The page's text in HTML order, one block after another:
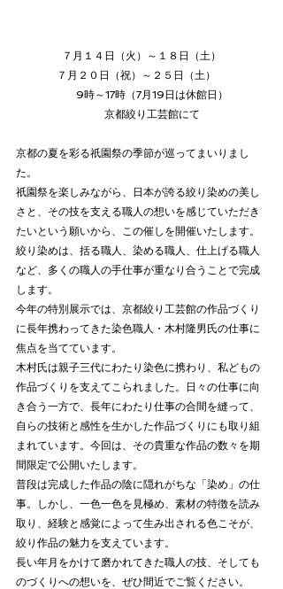
７月１４日（火）～１８日（土）
７月２０日（祝）～２５日（土）
9時～17時（7月19日は休館日）
京都絞り工芸館にて
京都の夏を彩る祇園祭の季節が巡ってまいりまし
た。
祇園祭を楽しみながら、日本が誇る絞り染めの美し
さと、その技を支える職人の想いを感じていただき
たいという願いから、この催しを開催いたします。
絞り染めは、括る職人、染める職人、仕上げる職人
など、多くの職人の手仕事が重なり合うことで完成
します。
今年の特別展示では、京都絞り工芸館の作品づくり
に長年携わってきた染色職人・木村隆男氏の仕事に
焦点を当てています。
木村氏は親子三代にわたり染色に携わり、私どもの
作品づくりを支えてこられました。日々の仕事に向
き合う一方で、長年にわたり仕事の合間を縫って、
自らの技術と感性を生かした作品づくりにも取り組
まれています。今回は、その貴重な作品の数々を期
間限定で公開いたします。
普段は完成した作品の陰に隠れがちな「染め」の仕
事。しかし、一色一色を見極め、素材の特徴を読み
取り、経験と感覚によって生み出される色こそが、
絞り作品の魅力を支えています。
長い年月をかけて磨かれてきた職人の技、そしても
のづくりへの想いを、ぜひ間近でご覧ください。